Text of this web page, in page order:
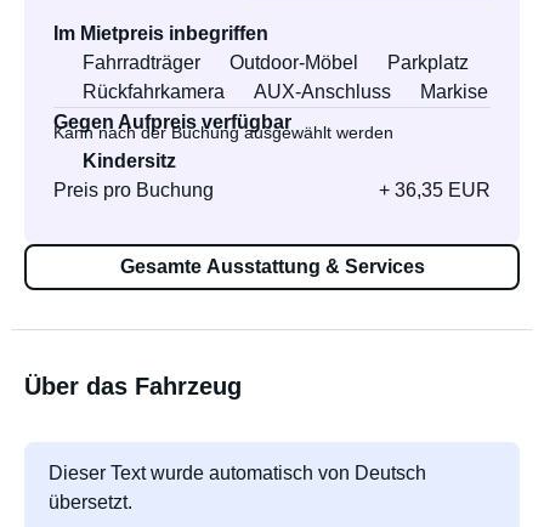
Im Mietpreis inbegriffen
Fahrradträger
Outdoor-Möbel
Parkplatz
Rückfahrkamera
AUX-Anschluss
Markise
Gegen Aufpreis verfügbar
Kann nach der Buchung ausgewählt werden
Kindersitz
Preis pro Buchung
+ 36,35 EUR
Gesamte Ausstattung & Services
Über das Fahrzeug
Dieser Text wurde automatisch von Deutsch
übersetzt.